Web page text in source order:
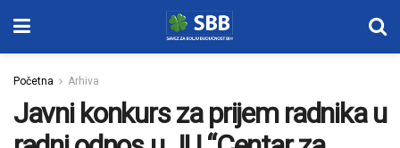
Početna Arhiva
Javni konkurs za prijem radnika u